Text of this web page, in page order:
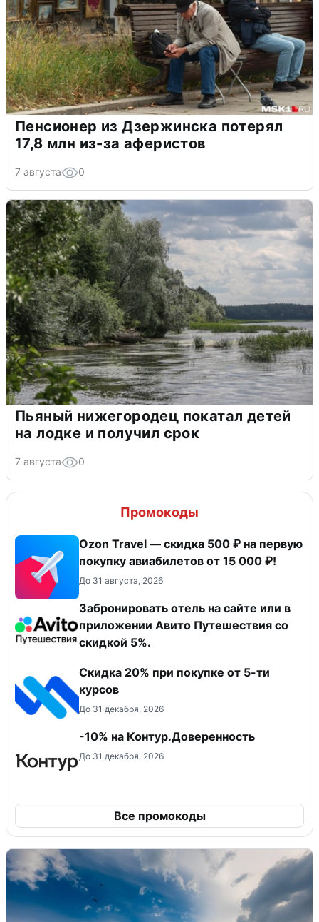
Пенсионер из Дзержинска потерял
17,8 млн из-за аферистов
7 августа 0
Пьяный нижегородец покатал детей
на лодке и получил срок
7 августа 0
Промокоды
Ozon Travel — скидка 500 ₽ на первую
покупку авиабилетов от 15 000 ₽!
До 31 августа, 2026
Забронировать отель на сайте или в
приложении Авито Путешествия со
скидкой 5%.
Скидка 20% при покупке от 5-ти
курсов
До 31 декабря, 2026
-10% на Контур.Доверенность
До 31 декабря, 2026
Все промокоды